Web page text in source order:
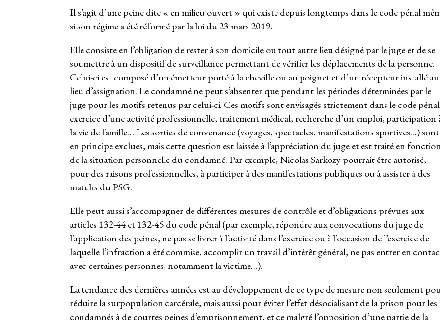
Il s’agit d’une peine dite « en milieu ouvert » qui existe depuis longtemps dans le code pénal
si son régime a été réformé par la loi du 23 mars 2019.
Elle consiste en l’obligation de rester à son domicile ou tout autre lieu désigné par le juge et de se
soumettre à un dispositif de surveillance permettant de vérifier les déplacements de la personne.
Celui-ci est composé d’un émetteur porté à la cheville ou au poignet et d’un récepteur installé au
lieu d’assignation. Le condamné ne peut s’absenter que pendant les périodes déterminées par le
juge pour les motifs retenus par celui-ci. Ces motifs sont envisagés strictement dans le code
exercice d’une activité professionnelle, traitement médical, recherche d’un emploi, participation
la vie de famille… Les sorties de convenance (voyages, spectacles, manifestations sportives…) sont
en principe exclues, mais cette question est laissée à l’appréciation du juge et est traité en fonction
de la situation personnelle du condamné. Par exemple, Nicolas Sarkozy pourrait être autorisé,
pour des raisons professionnelles, à participer à des manifestations publiques ou à assister à des
matchs du PSG.
Elle peut aussi s’accompagner de différentes mesures de contrôle et d’obligations prévues aux
articles 132-44 et 132-45 du code pénal (par exemple, répondre aux convocations du juge de
l’application des peines, ne pas se livrer à l’activité dans l’exercice ou à l’occasion de l’exercice de
laquelle l’infraction a été commise, accomplir un travail d’intérêt général, ne pas entrer en
avec certaines personnes, notamment la victime…).
La tendance des dernières années est au développement de ce type de mesure non seulement
réduire la surpopulation carcérale, mais aussi pour éviter l’effet désocialisant de la prison pour les
condamnés à de courtes peines d’emprisonnement, et ce malgré l’opposition d’une partie de la